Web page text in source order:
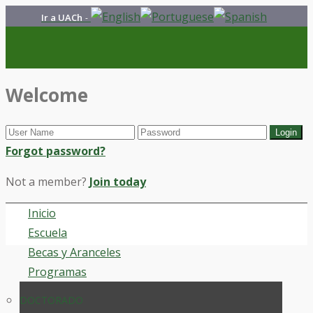
Ir a UACh -
Welcome
Forgot password?
Not a member? Join today
Inicio
Escuela
Becas y Aranceles
Programas
DOCTORADO